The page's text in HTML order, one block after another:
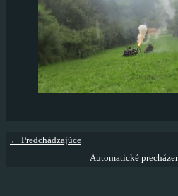
← Predchádzajúce
Automatické